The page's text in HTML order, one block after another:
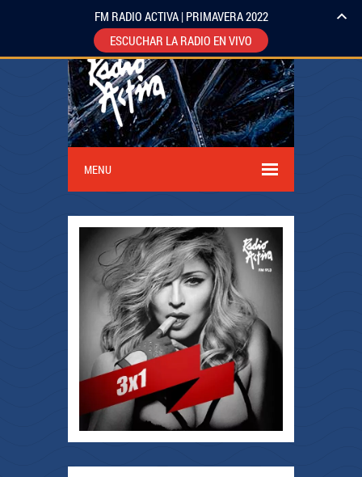
MENU
FM RADIO ACTIVA | PRIMAVERA 2022
ESCUCHAR LA RADIO EN VIVO